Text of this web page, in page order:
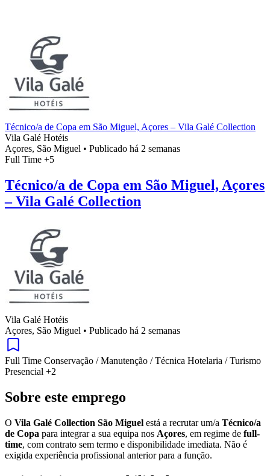
Técnico/a de Copa em São Miguel, Açores – Vila Galé Collection
Vila Galé Hotéis
Açores, São Miguel • Publicado há 2 semanas
Full Time +5
Técnico/a de Copa em São Miguel, Açores
– Vila Galé Collection
Vila Galé Hotéis
Açores, São Miguel • Publicado há 2 semanas
Full Time Conservação / Manutenção / Técnica Hotelaria / Turismo
Presencial +2
Sobre este emprego
O Vila Galé Collection São Miguel está a recrutar um/a Técnico/a
de Copa para integrar a sua equipa nos Açores, em regime de full-
time, com contrato sem termo e disponibilidade imediata. Não é
exigida experiência profissional anterior para a função.